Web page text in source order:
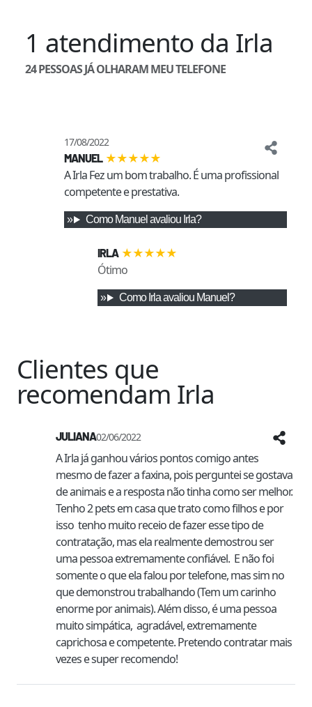
1 atendimento da Irla
24PESSOAS JÁ OLHARAM MEU TELEFONE
17/08/2022
MANUEL ★★★★★
A Irla Fez um bom trabalho. É uma profissional
competente e prestativa.
Como Manuel avaliou Irla?
IRLA ★★★★★
Ótimo
Como Irlaavaliou Manuel?
Clientes que
recomendam Irla
JULIANA02/06/2022
A Irla já ganhou vários pontos comigo antes
mesmo de fazer a faxina, pois perguntei se gostava
de animais e a resposta não tinha como ser melhor.
Tenho 2 pets em casa que trato como filhos e por
isso  tenho muito receio de fazer esse tipo de
contratação, mas ela realmente demostrou ser
uma pessoa extremamente confiável.  E não foi
somente o que ela falou por telefone, mas sim no
que demonstrou trabalhando (Tem um carinho
enorme por animais). Além disso, é uma pessoa
muito simpática,  agradável, extremamente
caprichosa e competente. Pretendo contratar mais
vezes e super recomendo!